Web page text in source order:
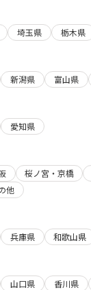
埼玉県 栃木県
新潟県 富山県
愛知県
桜ノ宮・京橋
他
兵庫県
和歌山県
山口県 香川県